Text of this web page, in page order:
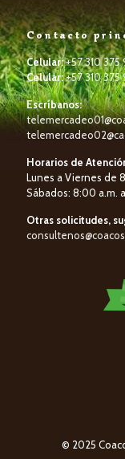
Contacto
Celular:+57 310 375
Celular:+57 310 375
Escríbanos:
Horarios de
Lunes a Viernes de
Sábados: 8:00 a.m.
Otras solicitudes,
© 2025